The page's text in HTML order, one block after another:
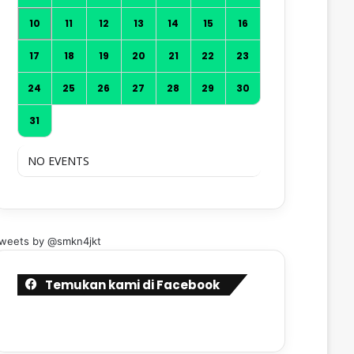
10 11 12 13 14 15 16
17 18 19 20 21 22 23
24 25 26 27 28 29 30
31
NO EVENTS
by @smkn4jkt
Temukan kami di Facebook